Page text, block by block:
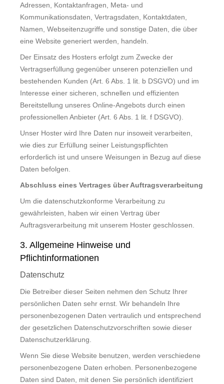
Adressen, Kontaktanfragen, Meta- und
Kommunikationsdaten, Vertragsdaten, Kontaktdaten,
Namen, Webseitenzugriffe und sonstige Daten, die über
eine Website generiert werden, handeln.
Der Einsatz des Hosters erfolgt zum Zwecke der
Vertragserfüllung gegenüber unseren potenziellen und
bestehenden Kunden (Art. 6 Abs. 1 lit. b DSGVO) und im
Interesse einer sicheren, schnellen und effizienten
Bereitstellung unseres Online-Angebots durch einen
professionellen Anbieter (Art. 6 Abs. 1 lit. f DSGVO).
Unser Hoster wird Ihre Daten nur insoweit verarbeiten,
wie dies zur Erfüllung seiner Leistungspflichten
erforderlich ist und unsere Weisungen in Bezug auf diese
Daten befolgen.
Abschluss eines Vertrages über Auftragsverarbeitung
Um die datenschutzkonforme Verarbeitung zu
gewährleisten, haben wir einen Vertrag über
Auftragsverarbeitung mit unserem Hoster geschlossen.
3. Allgemeine Hinweise und
Pflichtinformationen
Datenschutz
Die Betreiber dieser Seiten nehmen den Schutz Ihrer
persönlichen Daten sehr ernst. Wir behandeln Ihre
personenbezogenen Daten vertraulich und entsprechend
der gesetzlichen Datenschutzvorschriften sowie dieser
Datenschutzerklärung.
Wenn Sie diese Website benutzen, werden verschiedene
personenbezogene Daten erhoben. Personenbezogene
Daten sind Daten, mit denen Sie persönlich identifiziert
Spain
Sweden
United Kingdom